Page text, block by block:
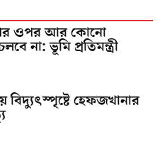
ওপর আর কোনো
না: ভূমি প্রতিমন্ত্রী
বিদ্যুৎস্পৃষ্টে হেফজখানার